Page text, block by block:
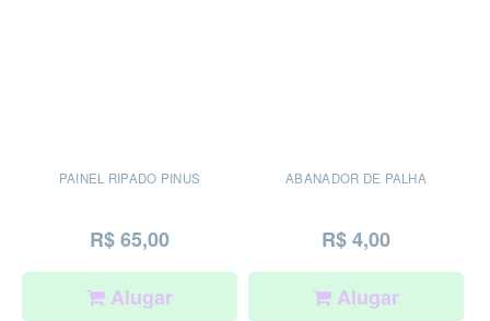
PAINEL RIPADO PINUS
R$ 65,00
Alugar
ABANADOR DE PALHA
R$ 4,00
Alugar